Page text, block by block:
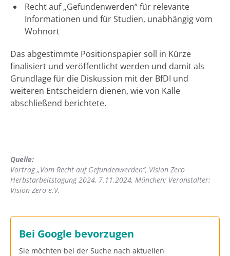
Recht auf „Gefundenwerden“ für relevante
Informationen und für Studien, unabhängig vom
Wohnort
Das abgestimmte Positionspapier soll in Kürze
finalisiert und veröffentlicht werden und damit als
Grundlage für die Diskussion mit der BfDI und
weiteren Entscheidern dienen, wie von Kalle
abschließend berichtete.
Quelle:
Vortrag „Vom Recht auf Gefundenwerden“, Vision Zero
Herbstarbeitstagung 2024, 7.11.2024, München; Veranstalter:
Vision Zero e.V.
Bei Google bevorzugen
Sie möchten bei der Suche nach aktuellen